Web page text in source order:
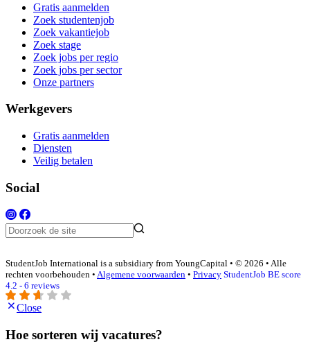
Gratis aanmelden
Zoek studentenjob
Zoek vakantiejob
Zoek stage
Zoek jobs per regio
Zoek jobs per sector
Onze partners
Werkgevers
Gratis aanmelden
Diensten
Veilig betalen
Social
StudentJob International is a subsidiary from YoungCapital • © 2026 • Alle
rechten voorbehouden • Algemene voorwaarden • Privacy StudentJob BE score
4.2 - 6 reviews
Close
Hoe sorteren wij vacatures?